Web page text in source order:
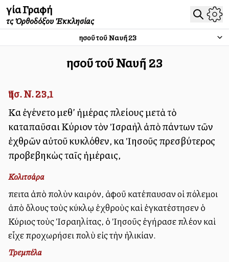
Ἁγία Γραφή
τῆς Ὀρθοδόξου Ἐκκλησίας
Ἰησοῦ τοῦ Ναυῆ23
Ἰησοῦ τοῦ Ναυῆ 23
Ἰησ. Ν. 23,1
Καὶ ἐγένετο μεθ’ ἡμέρας πλείους μετὰ τὸ
καταπαῦσαι Κύριον τὸν Ἰσραὴλ ἀπὸ πάντων τῶν
ἐχθρῶν αὐτοῦ κυκλόθεν, καὶ Ἰησοῦς πρεσβύτερος
προβεβηκὼς ταῖς ἡμέραις,
Κολιτσάρα
Ἔπειτα ἀπὸ πολὺν καιρόν, ἀφοῦ κατέπαυσαν οἱ πόλεμοι
ἀπὸ ὅλους τοὺς κύκλῳ ἐχθροὺς καὶ ἐγκατέστησεν ὁ
Κύριος τοὺς Ἰσραηλίτας, ὁ Ἰησοῦς ἐγήρασε πλέον καὶ
εἶχε προχωρήσει πολὺ εἰς τὴν ἡλικίαν.
Τρεμπέλα